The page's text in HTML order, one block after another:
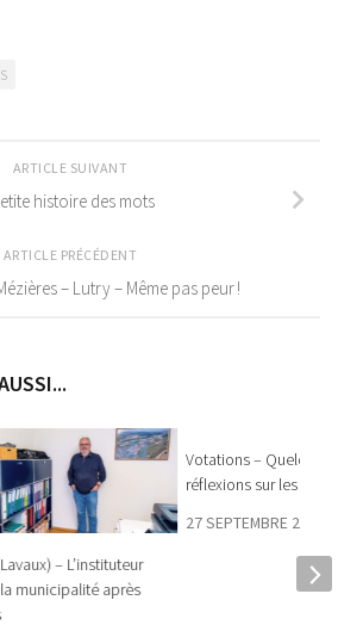
ARTICLE SUIVANT
histoire des mots
ARTICLE PRÉCÉDENT
– Lutry – Même pas peur !
– L’instituteur
municipalité après
Votations – Quelques
réflexions sur les trois
27 SEPTEMBRE 2018